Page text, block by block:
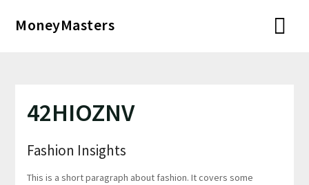
MoneyMasters
42HIOZNV
Fashion Insights
This is a short paragraph about fashion. It covers some